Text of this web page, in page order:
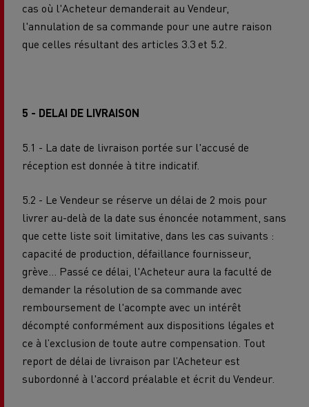
cas où l'Acheteur demanderait au Vendeur,
l'annulation de sa commande pour une autre raison
que celles résultant des articles 3.3 et 5.2.
5 - DELAI DE LIVRAISON
5.1 - La date de livraison portée sur l'accusé de
réception est donnée à titre indicatif.
5.2 - Le Vendeur se réserve un délai de 2 mois pour
livrer au-delà de la date sus énoncée notamment, sans
que cette liste soit limitative, dans les cas suivants :
capacité de production, défaillance fournisseur,
grève… Passé ce délai, l'Acheteur aura la faculté de
demander la résolution de sa commande avec
remboursement de l'acompte avec un intérêt
décompté conformément aux dispositions légales et
ce à l’exclusion de toute autre compensation. Tout
report de délai de livraison par l’Acheteur est
subordonné à l'accord préalable et écrit du Vendeur.